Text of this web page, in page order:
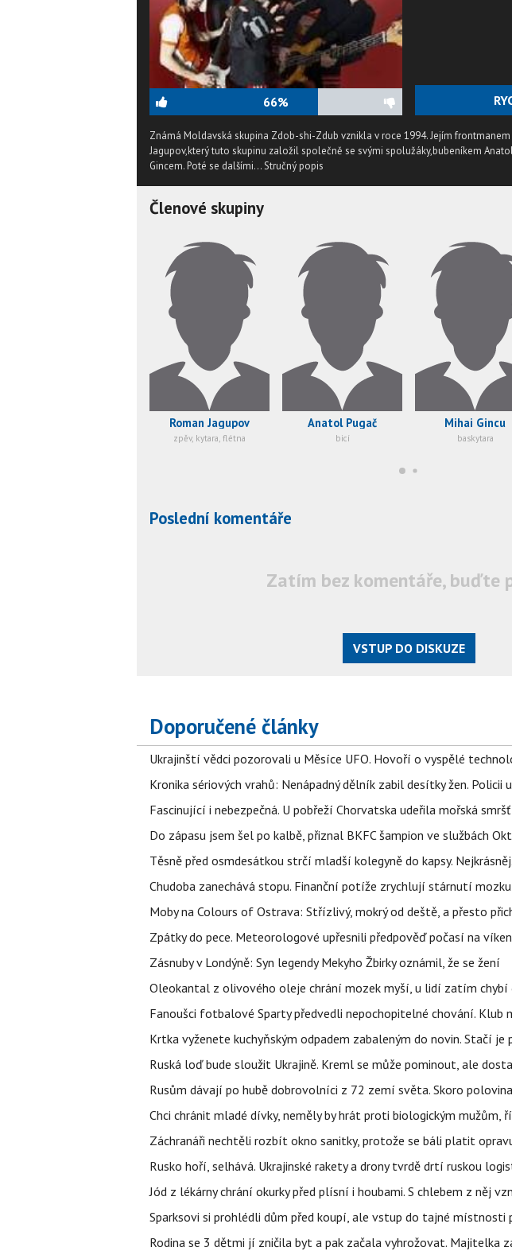
66%
Známá Moldavská skupina Zdob-shi-Zdub vznikla v roce 1994. Jejím
Jagupov,který tuto skupinu založil společně se svými spolužáky,bubeníkem
Gincem. Poté se dalšími...Stručný popis
Členové skupiny
Roman Jagupov
zpěv, kytara, flétna
Anatol Pugač
bicí
Mihai Gincu
baskytara
Poslední komentáře
Zatím bez komentáře, buďte
VSTUP DO DISKUZE
Doporučené články
Ukrajinští vědci pozorovali u Měsíce UFO. Hovoří o vyspělé
Kronika sériových vrahů: Nenápadný dělník zabil desítky žen.
Fascinující i nebezpečná. U pobřeží Chorvatska udeřila mořská smršť
Do zápasu jsem šel po kalbě, přiznal BKFC šampion ve službách
Těsně před osmdesátkou strčí mladší kolegyně do kapsy.
Chudoba zanechává stopu. Finanční potíže zrychlují stárnutí mozku
Moby na Colours of Ostrava: Střízlivý, mokrý od deště, a přesto
Zpátky do pece. Meteorologové upřesnili předpověď počasí na
Zásnuby v Londýně: Syn legendy Mekyho Žbirky oznámil, že se žení
Oleokantal z olivového oleje chrání mozek myší, u lidí zatím chybí
Fanoušci fotbalové Sparty předvedli nepochopitelné chování.
Krtka vyženete kuchyňským odpadem zabaleným do novin. Stačí
Ruská loď bude sloužit Ukrajině. Kreml se může pominout, ale
Rusům dávají po hubě dobrovolníci z 72 zemí světa. Skoro
Chci chránit mladé dívky, neměly by hrát proti biologickým mužům,
Záchranáři nechtěli rozbít okno sanitky, protože se báli platit
Rusko hoří, selhává. Ukrajinské rakety a drony tvrdě drtí ruskou
Jód z lékárny chrání okurky před plísní i houbami. S chlebem z něj
Sparksovi si prohlédli dům před koupí, ale vstup do tajné
Rodina se 3 dětmi jí zničila byt a pak začala vyhrožovat. Majitelka